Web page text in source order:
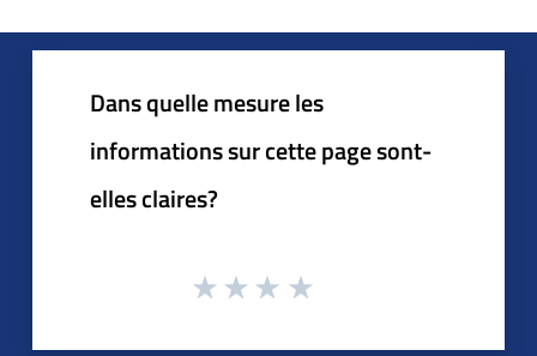
Dans quelle mesure les
informations sur cette page sont-
elles claires?